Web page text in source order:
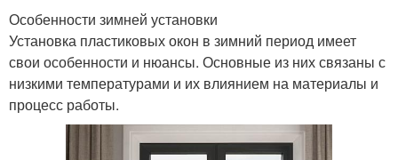
Особенности зимней установки
Установка пластиковых окон в зимний период имеет
свои особенности и нюансы. Основные из них связаны с
низкими температурами и их влиянием на материалы и
процесс работы.